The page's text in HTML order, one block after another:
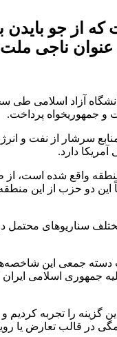
از جو
عنوان ناجی
آزاد اسلامی
و جمهوریخواه پرداخت.
سرشار از نفت و
دارد.
واقع شده است،
دو حزب از این منطقه
مورد بررسی قرار داد و براساس
جمعی این
جمهوری اسلامی
را تجربه کردیم
در قالب تعارض یا